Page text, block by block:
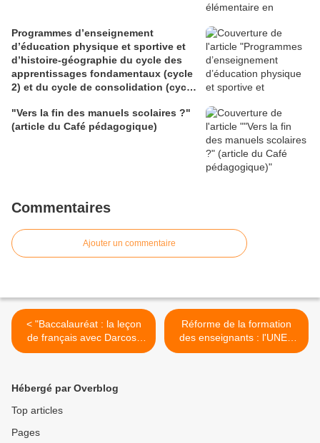
Programmes d’enseignement
d’éducation physique et sportive et
d’histoire-géographie du cycle des
apprentissages fondamentaux (cycle
2) et du cycle de consolidation (cycle
"Vers la fin des manuels scolaires ?"
(article du Café pédagogique)
Commentaires
Ajouter un commentaire
< "Baccalauréat : la leçon
de français avec Darcos"
(vidéo sur le site du journal
Réforme de la formation
des enseignants : l'UNEF
interpelle le gouvernement
Hébergé par Overblog
Top articles
Pages